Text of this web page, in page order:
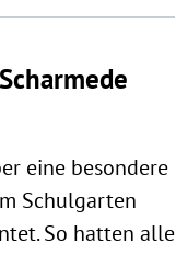
eine besondere
Schulgarten
So hatten alle